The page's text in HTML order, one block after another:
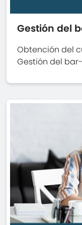
Gestión del
Obtención del
Gestión del